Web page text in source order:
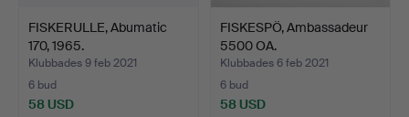
FISKERULLE, Abumatic
170, 1965.
Klubbades 9 feb 2021
6 bud
58 USD
FISKESPÖ, Ambassadeur
5500 OA.
Klubbades 6 feb 2021
6 bud
58 USD